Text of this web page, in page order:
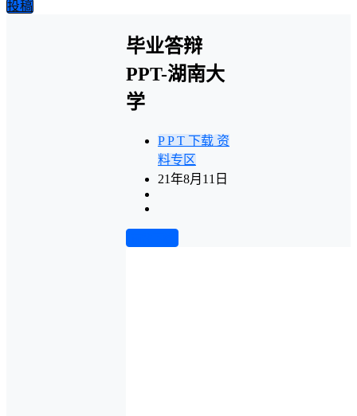
投稿
毕业答辩
PPT-湖南大
学
P P T 下载 资
料专区
21年8月11日